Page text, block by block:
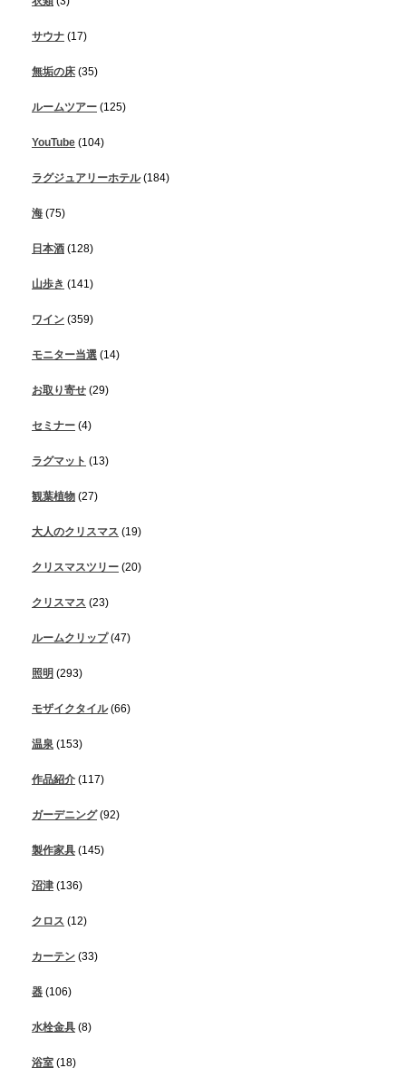
サウナ (17)
無垢の床 (35)
ルームツアー (125)
YouTube (104)
ラグジュアリーホテル(184)
海 (75)
日本酒 (128)
山歩き (141)
ワイン (359)
モニター当選 (14)
お取り寄せ (29)
セミナー (4)
ラグマット (13)
観葉植物 (27)
大人のクリスマス (19)
クリスマスツリー (20)
クリスマス (23)
ルームクリップ(47)
照明 (293)
モザイクタイル(66)
温泉 (153)
作品紹介 (117)
ガーデニング(92)
製作家具 (145)
沼津 (136)
クロス (12)
カーテン (33)
器 (106)
水栓金具 (8)
浴室 (18)